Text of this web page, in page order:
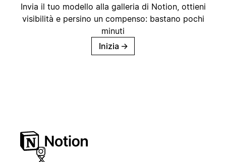
Invia il tuo modello alla galleria di Notion, ottieni
visibilità e persino un compenso: bastano pochi
minuti
Inizia →